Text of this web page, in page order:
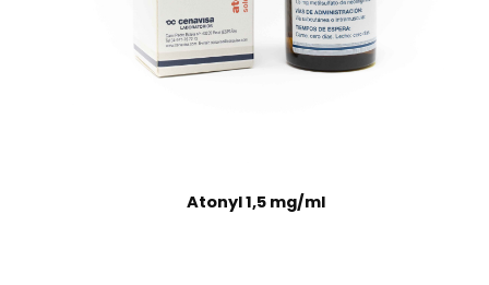
Atonyl 1,5 mg/ml